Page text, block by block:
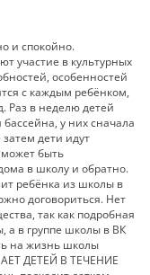
и спокойно.
участие в культурных
особенностей
с каждым ребёнком,
Раз в неделю детей
у них сначала
дети идут
быть
в школу и обратно.
ребёнка из школы в
договориться. Нет
так как подробная
а в группе школы в ВК
на жизнь школы
ДЕТЕЙ В ТЕЧЕНИЕ